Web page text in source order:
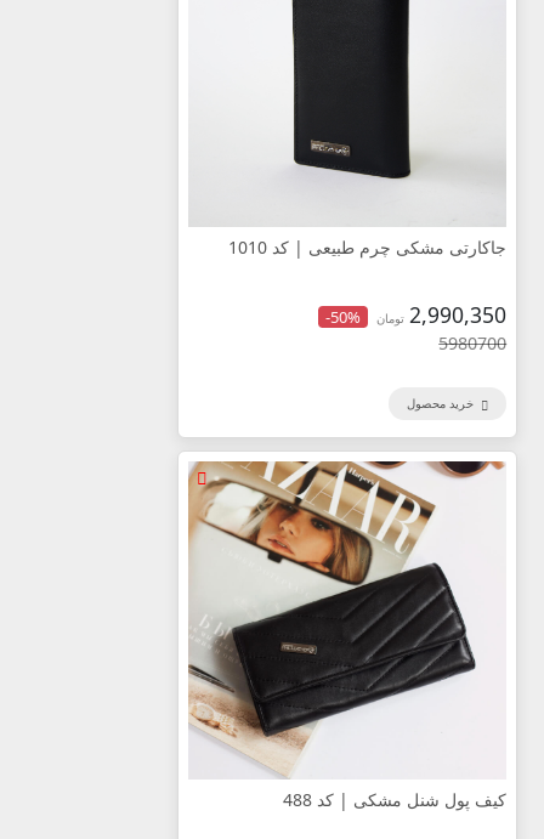
جاکارتی مشکی چرم طبیعی | کد 1010
2,990,350 تومان -50%
5980700
خرید محصول
کیف پول شنل مشکی | کد 488